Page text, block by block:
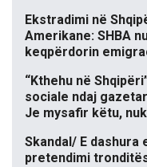
Ekstradimi në
Amerikane: SHBA
keqpërdorin
“Kthehu në
sociale ndaj
Je mysafir këtu,
Skandal/ E dashura
pretendimi